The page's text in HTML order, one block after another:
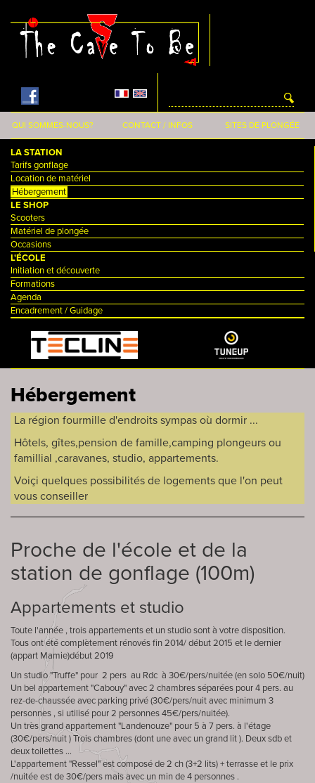
QUI SOMMES-NOUS? CONTACT / INFOS SITES DE PLONGÉE
LA STATION
Tarifs gonflage
Location de matériel
Hébergement
LE SHOP
Scooters
Matériel de plongée
Occasions
L'ÉCOLE
Initiation et découverte
Formations
Agenda
Encadrement / Guidage
Hébergement
La région fourmille d'endroits sympas où dormir ...
Hôtels, gîtes,pension de famille,camping plongeurs ou
famillial ,caravanes, studio, appartements.
Voiçi quelques possibilités de logements que l'on peut
vous conseiller
Proche de l'école et de la
station de gonflage (100m)
Appartements et studio
Toute l'année , trois appartements et un studio sont à votre disposition.
Tous ont été complètement rénovés fin 2014/ début 2015 et le dernier
(appart Mamie)début 2019
Un studio "Truffe" pour 2 pers au Rdc à 30€/pers/nuitée (en solo 50€/nuit)
Un bel appartement "Cabouy" avec 2 chambres séparées pour 4 pers. au
rez-de-chaussée avec parking privé (30€/pers/nuit avec minimum 3
personnes , si utilisé pour 2 personnes 45€/pers/nuitée).
Un très grand appartement "Landenouze" pour 5 à 7 pers. à l'étage
(30€/pers/nuit ) Trois chambres (dont une avec un grand lit ). Deux sdb et
deux toilettes ...
L'appartement "Ressel" est composé de 2 ch (3+2 lits) + terrasse et le prix
/nuitée est de 30€/pers mais avec un min de 4 personnes .